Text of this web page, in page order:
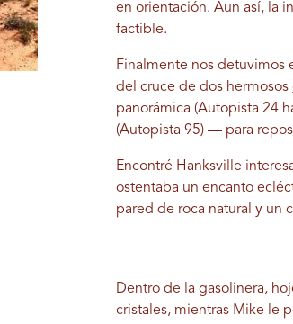
en orientación. Aun así, la
factible.
Finalmente nos detuvimos
del cruce de dos hermosos
panorámica (Autopista 24
(Autopista 95) — para
Encontré Hanksville
ostentaba un encanto
pared de roca natural y un
Dentro de la gasolinera,
cristales, mientras Mike le